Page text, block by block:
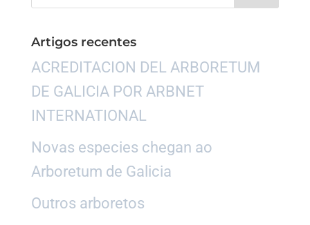
Artigos recentes
ACREDITACION DEL ARBORETUM
DE GALICIA POR ARBNET
INTERNATIONAL
Novas especies chegan ao
Arboretum de Galicia
Outros arboretos